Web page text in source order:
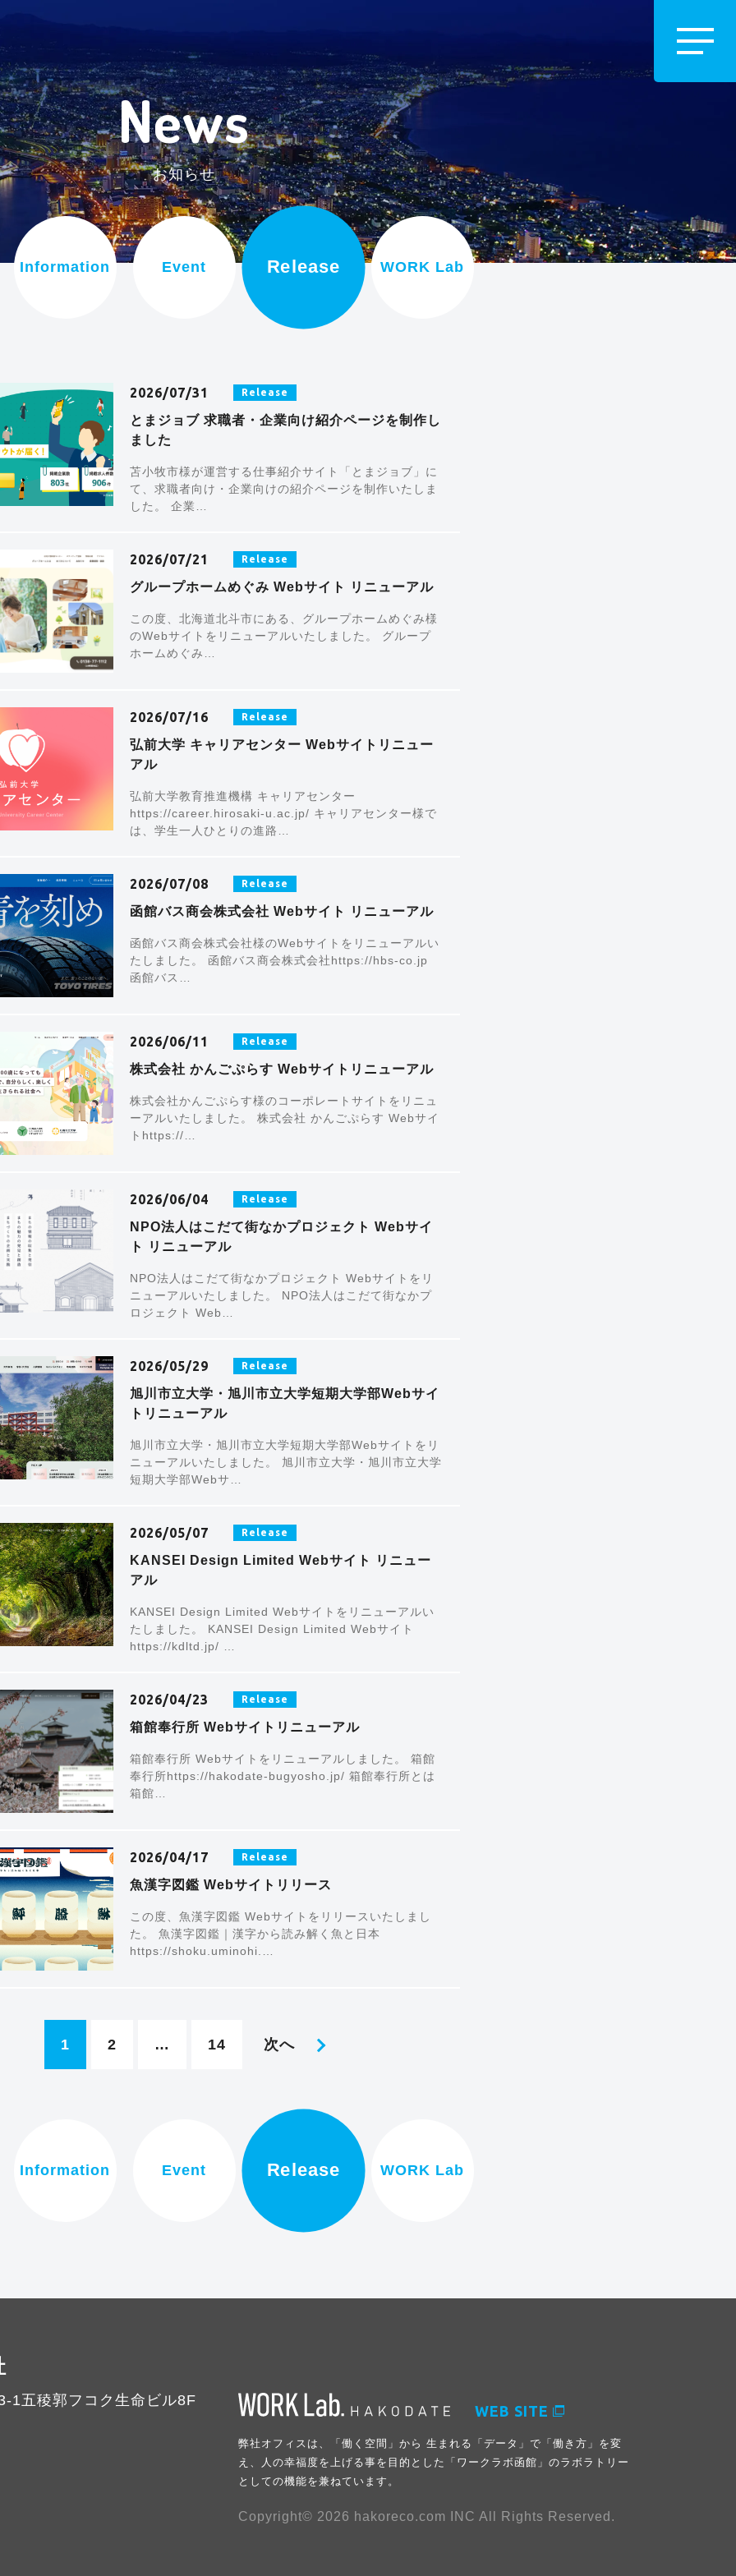
News
お知らせ
Information Event Release WORK Lab
2026/07/31 Release
とまジョブ 求職者・企業向け紹介ページを制作し
ました
苫小牧市様が運営する仕事紹介サイト「とまジョブ」に
て、求職者向け・企業向けの紹介ページを制作いたしま
した。 企業…
2026/07/21 Release
グループホームめぐみ Webサイト リニューアル
この度、北海道北斗市にある、グループホームめぐみ様
のWebサイトをリニューアルいたしました。 グループ
ホームめぐみ…
2026/07/16 Release
弘前大学 キャリアセンター Webサイトリニュー
アル
弘前大学教育推進機構 キャリアセンター
https://career.hirosaki-u.ac.jp/ キャリアセンター様で
は、学生一人ひとりの進路…
2026/07/08 Release
函館バス商会株式会社 Webサイト リニューアル
函館バス商会株式会社様のWebサイトをリニューアルい
たしました。 函館バス商会株式会社https://hbs-co.jp
函館バス…
2026/06/11 Release
株式会社 かんごぷらす Webサイトリニューアル
株式会社かんごぷらす様のコーポレートサイトをリニュ
ーアルいたしました。 株式会社 かんごぷらす Webサイ
トhttps://…
2026/06/04 Release
NPO法人はこだて街なかプロジェクト Webサイ
ト リニューアル
NPO法人はこだて街なかプロジェクト Webサイトをリ
ニューアルいたしました。 NPO法人はこだて街なかプ
ロジェクト Web…
2026/05/29 Release
旭川市立大学・旭川市立大学短期大学部Webサイ
トリニューアル
旭川市立大学・旭川市立大学短期大学部Webサイトをリ
ニューアルいたしました。 旭川市立大学・旭川市立大学
短期大学部Webサ…
2026/05/07 Release
KANSEI Design Limited Webサイト リニュー
アル
KANSEI Design Limited Webサイトをリニューアルい
たしました。 KANSEI Design Limited Webサイト
https://kdltd.jp/ …
2026/04/23 Release
箱館奉行所 Webサイトリニューアル
箱館奉行所 Webサイトをリニューアルしました。 箱館
奉行所https://hakodate-bugyosho.jp/ 箱館奉行所とは
箱館…
2026/04/17 Release
魚漢字図鑑 Webサイトリリース
この度、魚漢字図鑑 Webサイトをリリースいたしまし
た。 魚漢字図鑑｜漢字から読み解く魚と日本
https://shoku.uminohi.…
1 2 … 14 次へ
Information Event Release WORK Lab
1五稜郭フコク生命ビル8F
WEB SITE
弊社オフィスは、「働く空間」から 生まれる「データ」で「働き方」を変
え、人の幸福度を上げる事を目的とした「ワークラボ函館」のラボラトリー
としての機能を兼ねています。
Copyright© 2026 hakoreco.com INC All Rights Reserved.